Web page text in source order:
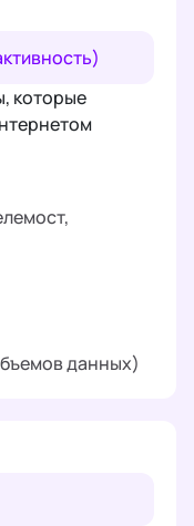
которые
данных)